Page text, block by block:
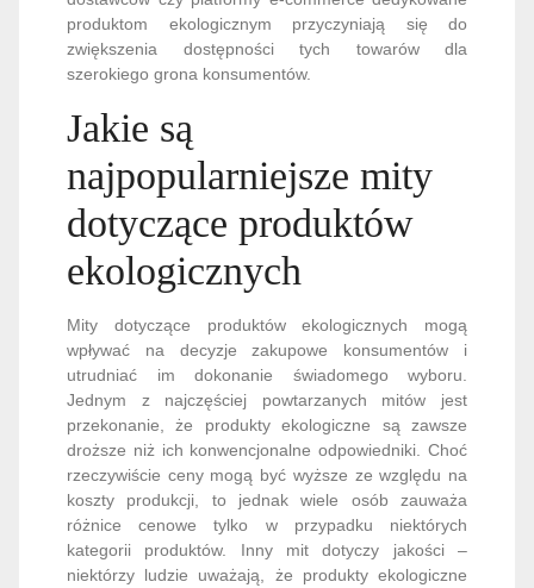
produktom ekologicznym przyczyniają się do
zwiększenia dostępności tych towarów dla
szerokiego grona konsumentów.
Jakie są
najpopularniejsze mity
dotyczące produktów
ekologicznych
Mity dotyczące produktów ekologicznych mogą
wpływać na decyzje zakupowe konsumentów i
utrudniać im dokonanie świadomego wyboru.
Jednym z najczęściej powtarzanych mitów jest
przekonanie, że produkty ekologiczne są zawsze
droższe niż ich konwencjonalne odpowiedniki. Choć
rzeczywiście ceny mogą być wyższe ze względu na
koszty produkcji, to jednak wiele osób zauważa
różnice cenowe tylko w przypadku niektórych
kategorii produktów. Inny mit dotyczy jakości –
niektórzy ludzie uważają, że produkty ekologiczne